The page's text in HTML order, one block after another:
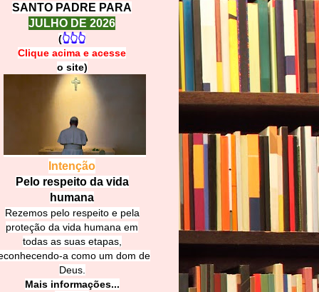
SANTO PADRE PARA
JULHO DE 2026
(👆👆👆
Clique acima e acesse
o site)
Intenção
Pelo respeito da vida
humana
Rezemos pelo respeito e pela
proteção da vida humana em
todas as suas etapas,
a como um dom de
Deus.
Mais informações...